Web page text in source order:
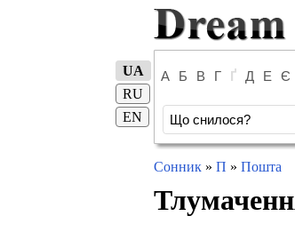
А Б В Г Ґ Д Е Є
UA
RU
EN
Сонник» П » Пошта